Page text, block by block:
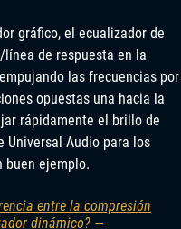
gráfico, el ecualizador de
línea de respuesta en la
las frecuencias por
opuestas una hacia la
rápidamente el brillo de
Universal Audio para los
buen ejemplo.
entre la compresión
dinámico? —